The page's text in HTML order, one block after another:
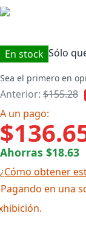
En stock Sólo
Sea el primero en
Anterior: $155.28
A un pago:
Ahorras $18.63
¿Cómo obtener
en una